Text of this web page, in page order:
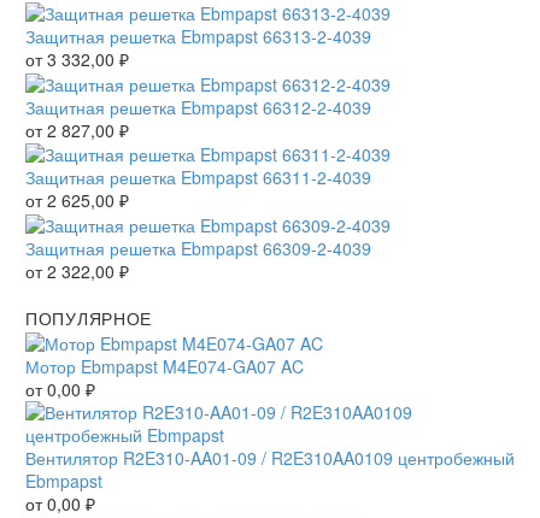
Защитная решетка Ebmpapst 66313-2-4039
от3 332,00 ₽
Защитная решетка Ebmpapst 66312-2-4039
от2 827,00 ₽
Защитная решетка Ebmpapst 66311-2-4039
от2 625,00 ₽
Защитная решетка Ebmpapst 66309-2-4039
от2 322,00 ₽
ПОПУЛЯРНОЕ
Мотор Ebmpapst M4E074-GA07 AC
от0,00 ₽
Вентилятор R2E310-AA01-09 / R2E310AA0109 центробежный
Ebmpapst
от0,00 ₽